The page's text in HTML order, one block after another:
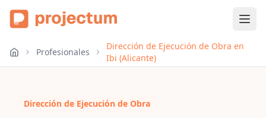
Profesionales
Dirección de Ejecución de Obra en
Ibi (Alicante)
Dirección de Ejecución de Obra